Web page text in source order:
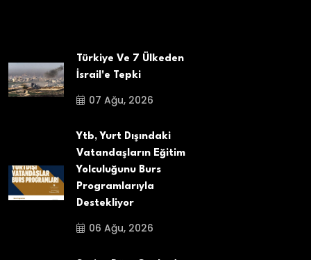
Türkiye Ve 7 Ülkeden
İsrail'e Tepki
07 Ağu, 2026
Ytb, Yurt Dışındaki
Vatandaşların Eğitim
Yolculuğunu Burs
Programlarıyla
Destekliyor
06 Ağu, 2026